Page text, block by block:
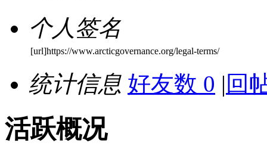
个人签名
[url]https://www.arcticgovernance.org/legal-terms/
统计信息 好友数 0 | 回
活跃概况